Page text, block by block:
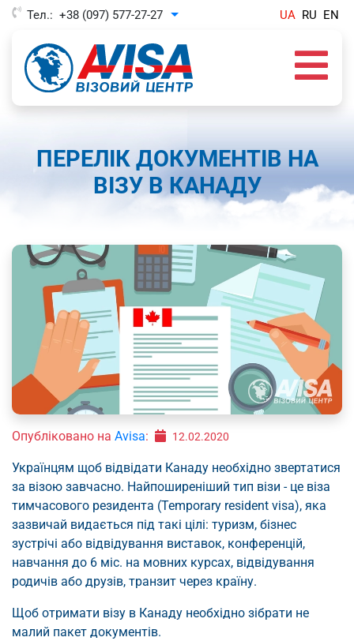
Тел.: +38 (097) 577-27-27 Toggle Dropdown UA RU EN
ПЕРЕЛІК ДОКУМЕНТІВ НА
ВІЗУ В КАНАДУ
Опубліковано на Avisa: 12.02.2020
Українцям щоб відвідати Канаду необхідно звертатися
за візою завчасно. Найпоширеніший тип візи - це віза
тимчасового резидента (Temporary resident visa), яка
зазвичай видається під такі цілі: туризм, бізнес
зустрічі або відвідування виставок, конференцій,
навчання до 6 міс. на мовних курсах, відвідування
родичів або друзів, транзит через країну.
Щоб отримати візу в Канаду необхідно зібрати не
малий пакет документів.